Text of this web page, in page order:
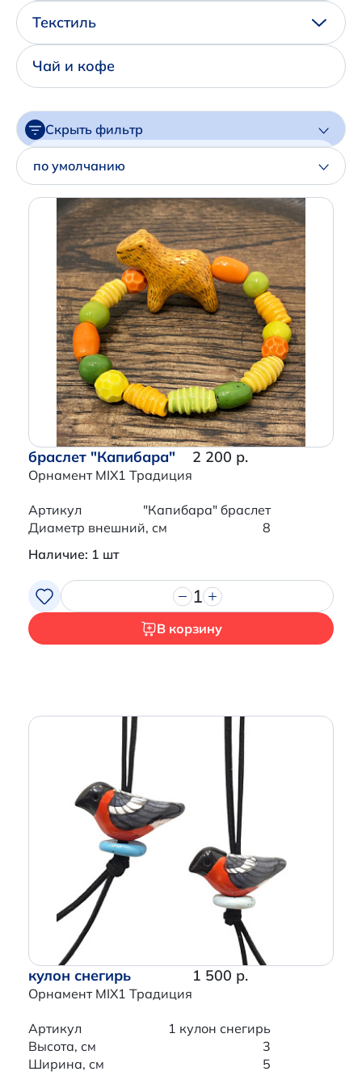
Написать нам в Телеграм
+7 (925) 294-91-85
,
+7 (926) 702-09-76
Текстиль
Чай и кофе
Скрыть фильтр
Артикул
Производитель
по умолчанию
браслет "Капибара"
Орнамент MIX1 Традиция
2 200 р.
Артикул
"Капибара" браслет
Диаметр внешний, см
8
Наличие: 1 шт
1
В корзину
кулон снегирь
Орнамент MIX1 Традиция
1 500 р.
Артикул
1 кулон снегирь
Высота, см
3
Ширина, см
5